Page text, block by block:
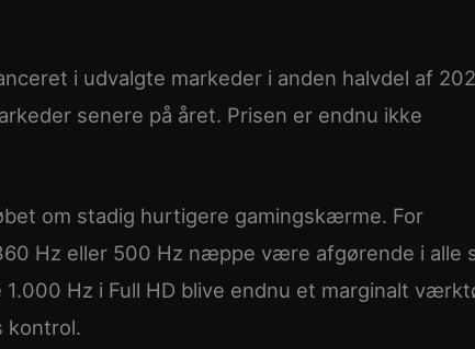
i udvalgte markeder i anden halvdel af
senere på året. Prisen er endnu ikke
om stadig hurtigere gamingskærme. For
Hz eller 500 Hz næppe være afgørende i alle
Hz i Full HD blive endnu et marginalt
kontrol.